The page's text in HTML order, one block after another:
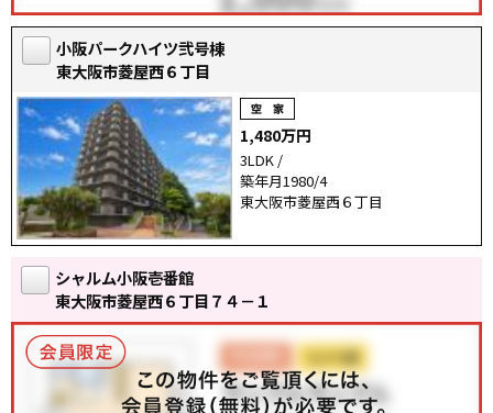
小阪パークハイツ弐号棟
東大阪市菱屋西６丁目
1,480万円
3LDK /
築年月1980/4
東大阪市菱屋西６丁目
シャルム小阪壱番館
東大阪市菱屋西６丁目７４－１